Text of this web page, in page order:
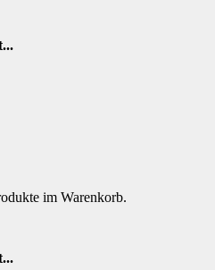
im Warenkorb.